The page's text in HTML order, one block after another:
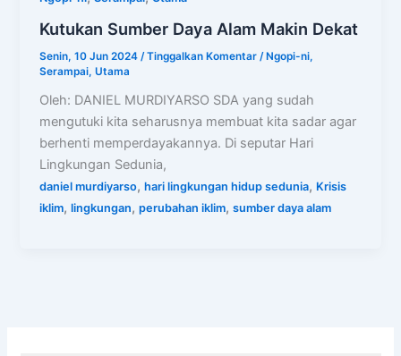
Kutukan Sumber Daya Alam Makin Dekat
Senin, 10 Jun 2024 /Tinggalkan Komentar /Ngopi-ni,
Serampai,Utama
Oleh: DANIEL MURDIYARSO SDA yang sudah
mengutuki kita seharusnya membuat kita sadar agar
berhenti memperdayakannya. Di seputar Hari
Lingkungan Sedunia,
daniel murdiyarso,hari lingkungan hidup sedunia, Krisis
iklim,lingkungan,perubahan iklim,sumber daya alam